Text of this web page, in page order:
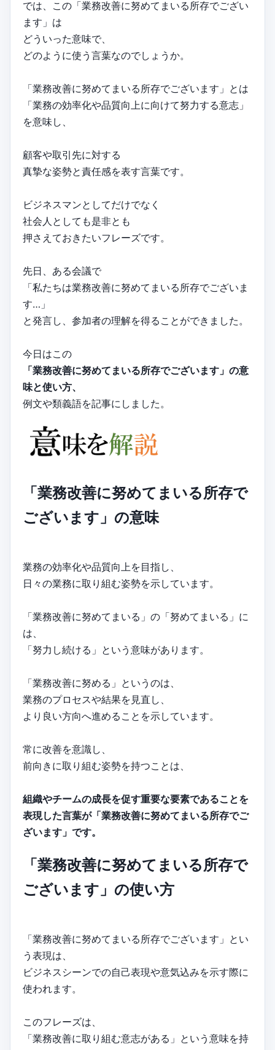
では、この「業務改善に努めてまいる所存でござい
ます」は
どういった意味で、
どのように使う言葉なのでしょうか。
「業務改善に努めてまいる所存でございます」とは
「業務の効率化や品質向上に向けて努力する意志」
を意味し、
顧客や取引先に対する
真摯な姿勢と責任感を表す言葉です。
ビジネスマンとしてだけでなく
社会人としても是非とも
押さえておきたいフレーズです。
先日、ある会議で
「私たちは業務改善に努めてまいる所存でございま
す…」
と発言し、参加者の理解を得ることができました。
今日はこの
「業務改善に努めてまいる所存でございます」の意
味と使い方、
例文や類義語を記事にしました。
「業務改善に努めてまいる所存で
ございます」の意味
業務の効率化や品質向上を目指し、
日々の業務に取り組む姿勢を示しています。
「業務改善に努めてまいる」の「努めてまいる」に
は、
「努力し続ける」という意味があります。
「業務改善に努める」というのは、
業務のプロセスや結果を見直し、
より良い方向へ進めることを示しています。
常に改善を意識し、
前向きに取り組む姿勢を持つことは、
組織やチームの成長を促す重要な要素であることを
表現した言葉が「業務改善に努めてまいる所存でご
ざいます」です。
「業務改善に努めてまいる所存で
ございます」の使い方
「業務改善に努めてまいる所存でございます」とい
う表現は、
ビジネスシーンでの自己表現や意気込みを示す際に
使われます。
このフレーズは、
「業務改善に取り組む意志がある」という意味を持